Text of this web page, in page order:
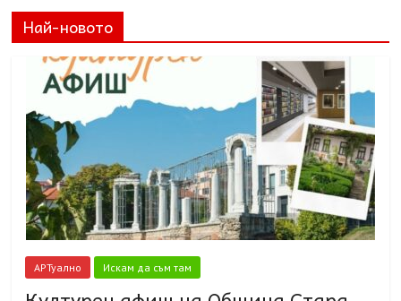
Най-новото
АРТуално Искам да съм там